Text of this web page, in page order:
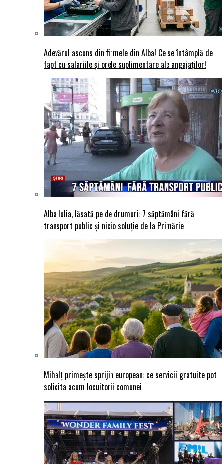
Adevărul ascuns din firmele din Alba! Ce se întâmplă de
fapt cu salariile și orele suplimentare ale angajaților!
Alba Iulia, lăsată pe de drumuri: 7 săptămâni fără
transport public și nicio soluție de la Primărie
Mihalț primește sprijin european: ce servicii gratuite pot
solicita acum locuitorii comunei